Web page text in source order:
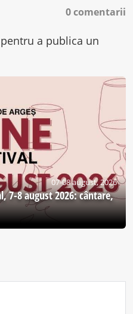
0 comentarii
pentru a publica un
07-08 august, 2026
7-8 august 2026: cântare,